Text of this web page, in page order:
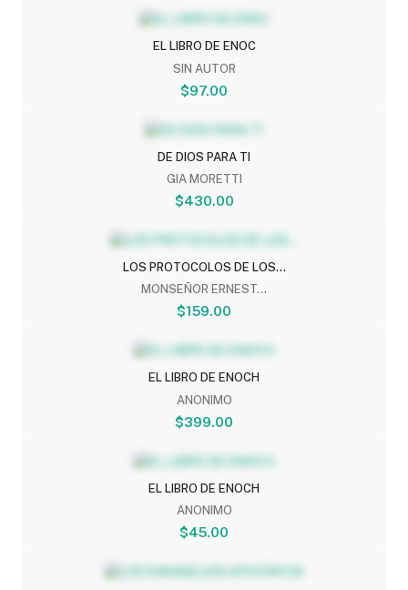
EL LIBRO DE ENOC
SIN AUTOR
$97.00
DE DIOS PARA TI
GIA MORETTI
$430.00
LOS PROTOCOLOS DE LOS...
MONSEÑOR ERNEST...
$159.00
EL LIBRO DE ENOCH
ANONIMO
$399.00
EL LIBRO DE ENOCH
ANONIMO
$45.00